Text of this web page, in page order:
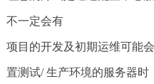
不一定会有
项目的开发及初期运维可能
置测试/ 生产环境的服务器